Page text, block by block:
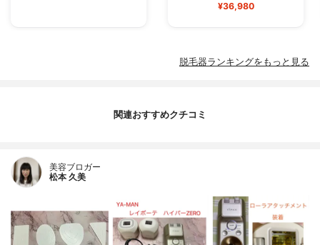
¥36,980
脱毛器ランキングをもっと見る
関連おすすめクチコミ
美容ブロガー
松本 久美